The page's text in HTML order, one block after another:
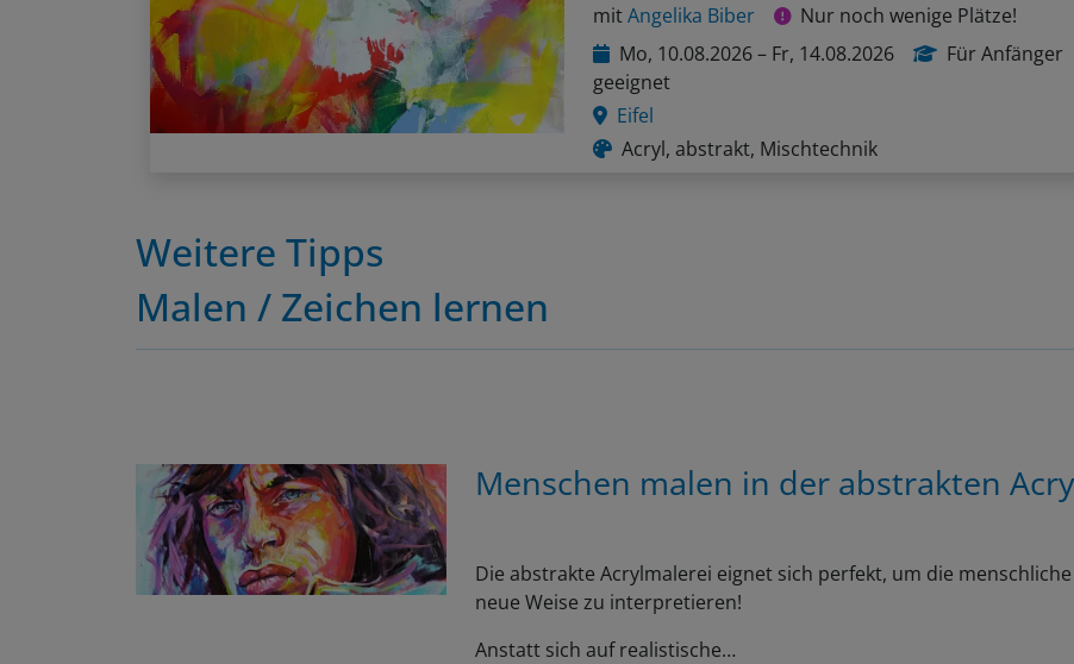
mitAngelika Biber
Nur noch wenige Plätze!
Mo, 10.08.2026 – Fr, 14.08.2026
Für Anfänger
geeignet
Eifel
Acryl, abstrakt, Mischtechnik
Weitere Tipps
Malen / Zeichen lernen
Menschen malen in der abstrakten
Die abstrakte Acrylmalerei eignet sich perfekt, um die
neue Weise zu interpretieren!
Anstatt sich auf realistische…